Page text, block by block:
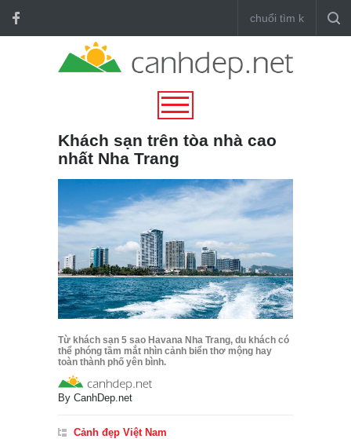
Khách sạn trên tòa nhà cao
nhất Nha Trang
Từ khách sạn 5 sao Havana Nha Trang, du khách có
thể phóng tầm mắt nhìn cảnh biển thơ mộng hay
toàn thành phố yên bình.
By CanhDep.net
Cảnh đẹp Việt Nam